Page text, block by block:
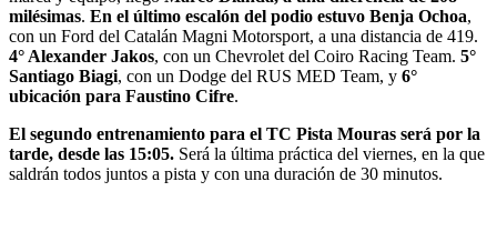
milésimas. En el último escalón del podio estuvo Benja Ochoa,
con un Ford del Catalán Magni Motorsport, a una distancia de 419.
4° Alexander Jakos, con un Chevrolet del Coiro Racing Team. 5°
Santiago Biagi, con un Dodge del RUS MED Team, y 6°
ubicación para Faustino Cifre.
El segundo entrenamiento para el TC Pista Mouras será por la
tarde, desde las 15:05. Será la última práctica del viernes, en la que
saldrán todos juntos a pista y con una duración de 30 minutos.